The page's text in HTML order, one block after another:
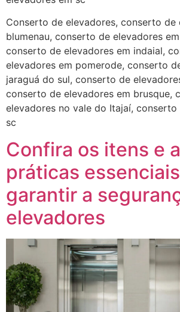
Conserto de elevadores, conserto de
blumenau, conserto de elevadores
conserto de elevadores em indaial,
elevadores em pomerode, conserto
jaraguá do sul, conserto de
conserto de elevadores em brusque,
elevadores no vale do Itajaí, conserto
sc
Confira os itens e
práticas
garantir a
elevadores